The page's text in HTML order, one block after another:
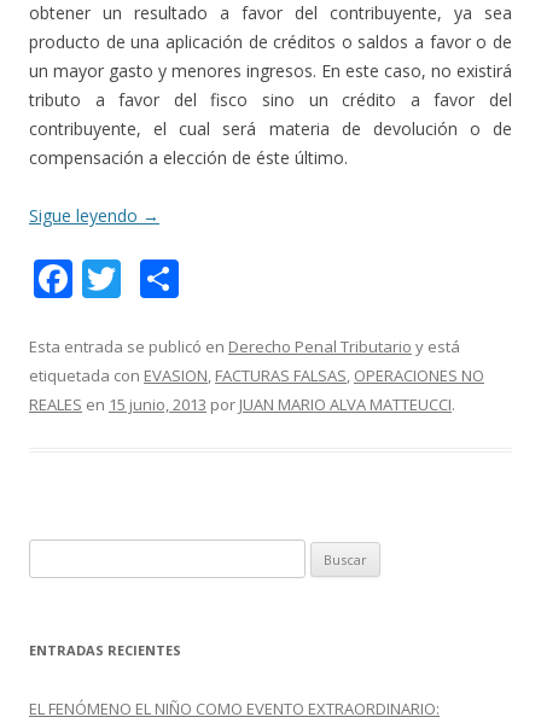
obtener un resultado a favor del contribuyente, ya sea
producto de una aplicación de créditos o saldos a favor o de
un mayor gasto y menores ingresos. En este caso, no existirá
tributo a favor del fisco sino un crédito a favor del
contribuyente, el cual será materia de devolución o de
compensación a elección de éste último.
Sigue leyendo →
F
e
b
T
itt
er
m
p
Esta entrada se publicó en Derecho Penal Tributario y está
etiquetada con EVASION, FACTURAS FALSAS, OPERACIONES NO
REALES en 15 junio, 2013 por JUAN MARIO ALVA MATTEUCCI.
u
c
r
ENTRADAS RECIENTES
EL FENÓMENO EL NIÑO COMO EVENTO EXTRAORDINARIO: